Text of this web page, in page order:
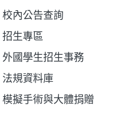
校內公告查詢
招生專區
外國學生招生事務
法規資料庫
模擬手術與大體捐贈